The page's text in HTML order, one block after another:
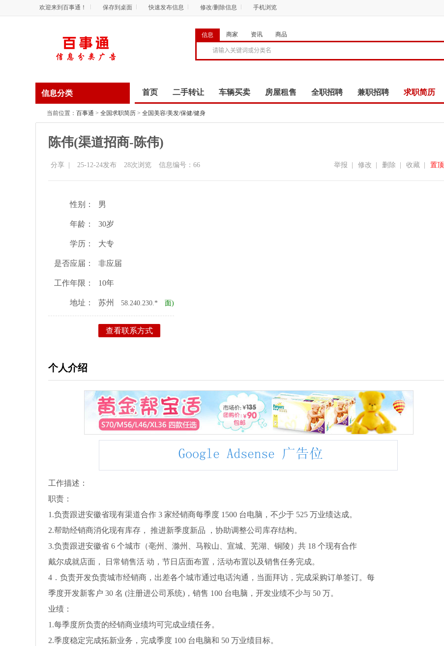
欢迎来到百事通！ 保存到桌面 快速发布信息 修改/删除信息 手机浏览
信息 商家 资讯 商品
信息分类 首页 二手转让 车辆买卖 房屋租售 全职招聘 兼职招聘 求职简历
商务服务 资讯
当前位置： 百事通 > 全国求职简历 > 全国美容/美发/保健/健身
陈伟(渠道招商-陈伟)
分享 25-12-24发布 28次浏览 信息编号：66 置顶
收藏
删除
修改
举报
性别： 男
年龄： 30岁
学历： 大专
是否应届： 非应届
工作年限： 10年
地址： 苏州 58.240.230.* 面)
查看联系方式
个人介绍
工作描述：
职责：
1.负责跟进安徽省现有渠道合作 3 家经销商每季度 1500 台电脑，不少于 525 万业绩达成。
2.帮助经销商消化现有库存， 推进新季度新品 ，协助调整公司库存结构。
3.负责跟进安徽省 6 个城市（亳州、滁州、马鞍山、宣城、芜湖、铜陵）共 18 个现有合作
戴尔成就店面， 日常销售活 动，节日店面布置，活动布置以及销售任务完成。
4．负责开发负责城市经销商，出差各个城市通过电话沟通，当面拜访，完成采购订单签订。每
季度开发新客户 30 名 (注册进公司系统)，销售 100 台电脑，开发业绩不少与 50 万。
业绩：
1.每季度所负责的经销商业绩均可完成业绩任务。
2.季度稳定完成拓新业务，完成季度 100 台电脑和 50 万业绩目标。